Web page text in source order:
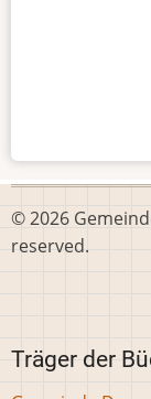
© 2026
reserved.
Träger der